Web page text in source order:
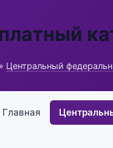
» Центральный
Главная